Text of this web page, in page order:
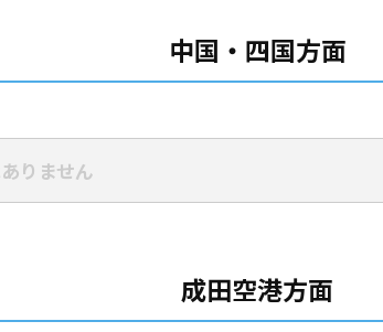
中国・四国方面
りません
成田空港方面